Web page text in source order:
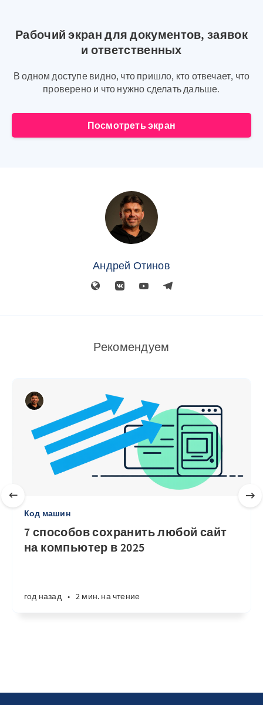
Рабочий экран для документов, заявок
и ответственных
В одном доступе видно, что пришло, кто отвечает, что
проверено и что нужно сделать дальше.
Посмотреть экран
Андрей Отинов
Рекомендуем
Код машин
7 способов сохранить любой сайт
на компьютер в 2025
год назад • 2 мин. на чтение